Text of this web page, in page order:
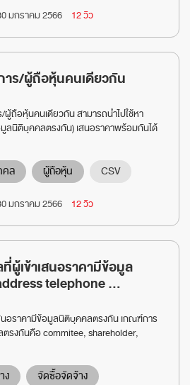
มกราคม 2566 12 วิว
ร/ผู้ถือหุ้นคนเดียวกัน
ถือหุ้นคนเดียวกัน สามารถนำไปใช้หา
ลนิติบุคคลตรงกัน) เสนอราคาพร้อมกันได้
ล ผู้ถือหุ้น CSV
มกราคม 2566 12 วิว
ผู้เข้าเสนอราคามีข้อมูล
telephone ...
นอราคามีข้อมูลนิติบุคคลตรงกัน เกณฑ์การ
งกันคือ commitee, shareholder,
ง
จัดซื้อจัดจ้าง